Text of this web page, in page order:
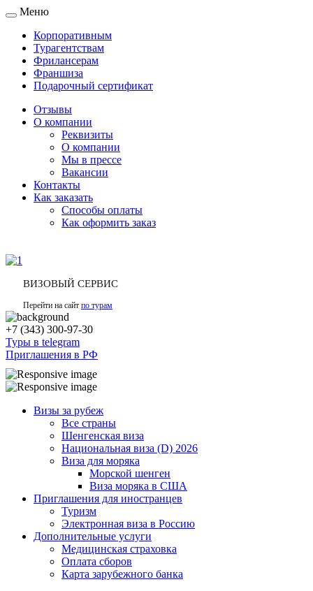
Toggle
navigation
Меню
Корпоративным
Турагентствам
Фрилансерам
Франшиза
Подарочный сертификат
Отзывы
О компании
Реквизиты
О компании
Мы в прессе
Вакансии
Контакты
Как заказать
Способы оплаты
Как оформить заказ
ВИЗОВЫЙ СЕРВИС
Перейти на сайт по турам
+7 (343) 300-97-30
Туры в telegram
Приглашения в РФ
Визы за рубеж
Все страны
Шенгенская виза
Национальная виза (D) 2026
Виза для моряка
Морской шенген
Виза моряка в США
Приглашения для иностранцев
Туризм
Электронная виза в Россию
Дополнительные услуги
Медицинская страховка
Оплата сборов
Карта зарубежного банка